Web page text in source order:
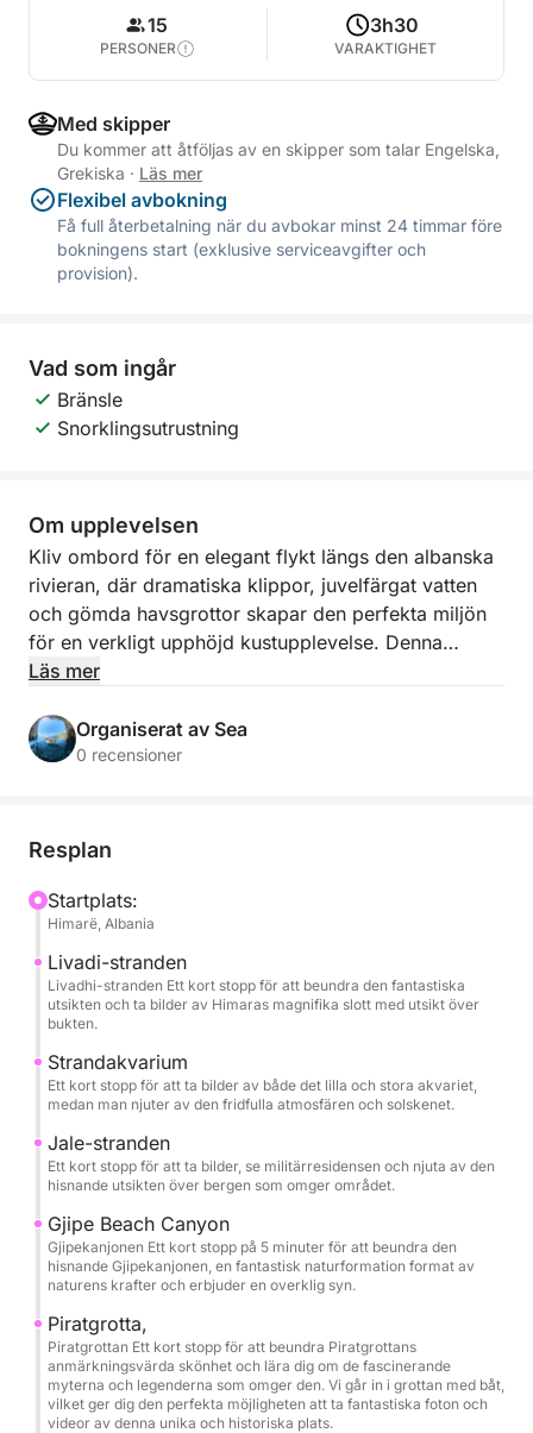
15
PERSONER
3h30
VARAKTIGHET
Med skipper
Du kommer att åtföljas av en skipper som talar Engelska,
Grekiska · Läs mer
Flexibel avbokning
Få full återbetalning när du avbokar minst 24 timmar före
bokningens start (exklusive serviceavgifter och
provision).
Vad som ingår
Bränsle
Snorklingsutrustning
Om upplevelsen
Kliv ombord för en elegant flykt längs den albanska
rivieran, där dramatiska klippor, juvelfärgat vatten
och gömda havsgrottor skapar den perfekta miljön
för en verkligt upphöjd kustupplevelse. Denna
avslappnade båttur på 3 till 3,5 timmar avgår från
kuststräckorna i landet, och avslöjar avskilda vikar
och orörda stränder som känns underbart avskilda
När du kryssar förbi Himarë, Livadhi Beach,
Bay, Secret Cave, Dove’s Cave, Gjipe Beach, St
Theodore’s Cave (Twin Caves), Pirate’s Cave och
Alevra Beach, har du tid att sakta ner och njuta av
varje stopp. Resplanen är noggrant utformad så att
du kan simma, snorkla och varva ner i det klaraste
Secret Cave, Dove’s Cave och Alevra Beach.
Snorkelmasker tillhandahålls, tillsammans med
redo att njuta.
Ett av de mest exklusiva ögonblicken på turen är att
gå in i Tvillinggrottorna i St Theodore och den
legendariska Piratgrottan med båt, glida in i dessa
naturliga kammare för att uppleva deras skala, färg
och atmosfär från själva vattnet. Det är ett sällsynt
perspektiv som förvandlar kustlinjen till något
filmiskt och oförglömligt.
Läs mer
Organiserat av Sea
0 recensioner
Resplan
Startplats:
Himarë, Albania
Livadi-stranden
Livadhi-stranden Ett kort stopp för att beundra den fantastiska
utsikten och ta bilder av Himaras magnifika slott med utsikt över
bukten.
Strandakvarium
Ett kort stopp för att ta bilder av både det lilla och stora akvariet,
medan man njuter av den fridfulla atmosfären och solskenet.
Jale-stranden
Ett kort stopp för att ta bilder, se militärresidensen och njuta av den
hisnande utsikten över bergen som omger området.
Gjipe Beach Canyon
Gjipekanjonen Ett kort stopp på 5 minuter för att beundra den
hisnande Gjipekanjonen, en fantastisk naturformation format av
naturens krafter och erbjuder en overklig syn.
Piratgrotta,
Piratgrottan Ett kort stopp för att beundra Piratgrottans
anmärkningsvärda skönhet och lära dig om de fascinerande
myterna och legenderna som omger den. Vi går in i grottan med båt,
vilket ger dig den perfekta möjligheten att ta fantastiska foton och
videor av denna unika och historiska plats.